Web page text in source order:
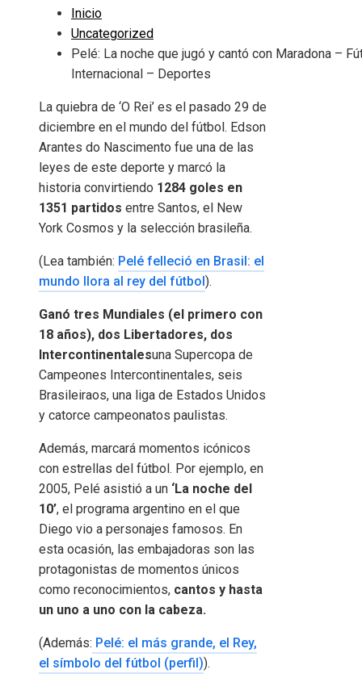
Inicio
Uncategorized
Pelé: La noche que jugó y cantó con Maradona –
Internacional – Deportes
La quiebra de ‘O Rei’ es el pasado 29 de
diciembre en el mundo del fútbol. Edson
Arantes do Nascimento fue una de las
leyes de este deporte y marcó la
historia convirtiendo 1284 goles en
1351 partidos entre Santos, el New
York Cosmos y la selección brasileña.
(Lea también: Pelé felleció en Brasil: el
mundo llora al rey del fútbol ).
Ganó tres Mundiales (el primero con
18 años), dos Libertadores, dos
Intercontinentalesuna Supercopa de
Campeones Intercontinentales, seis
Brasileiraos, una liga de Estados Unidos
y catorce campeonatos paulistas.
Además, marcará momentos icónicos
con estrellas del fútbol. Por ejemplo, en
2005, Pelé asistió a un ‘La noche del
10’, el programa argentino en el que
Diego vio a personajes famosos. En
esta ocasión, las embajadoras son las
protagonistas de momentos únicos
como reconocimientos, cantos y hasta
un uno a uno con la cabeza.
(Además: Pelé: el más grande, el Rey,
el símbolo del fútbol (perfil)).